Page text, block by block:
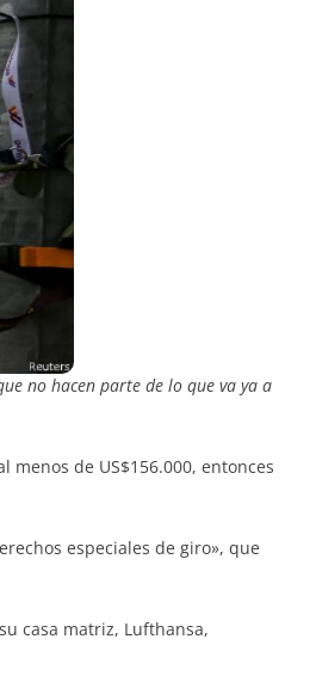
no hacen parte de lo que va ya a
de US$156.000, entonces
especiales de giro», que
casa matriz, Lufthansa,